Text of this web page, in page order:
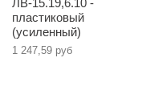
ЛВ-15.19,6.10 -
пластиковый
(усиленный)
1 247,59 руб